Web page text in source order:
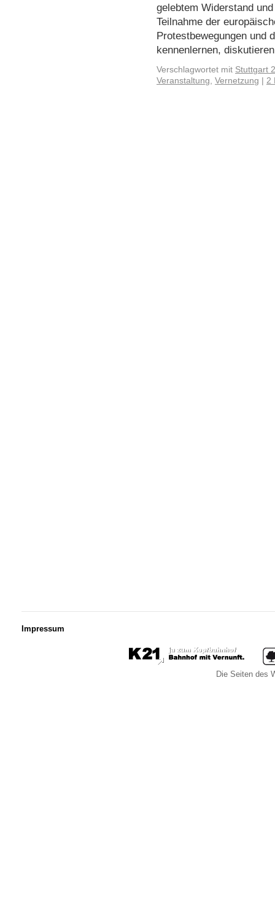
gelebtem Widerstand
Teilnahme der
Protestbewegungen und
kennenlernen,
Verschlagwortet mit Stuttgart
Veranstaltung, Vernetzung 2
Impressum
Die Seiten des